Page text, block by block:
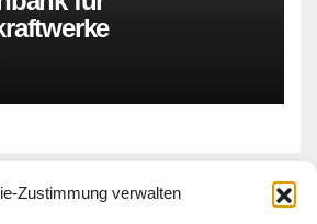
Zustimmung verwalten